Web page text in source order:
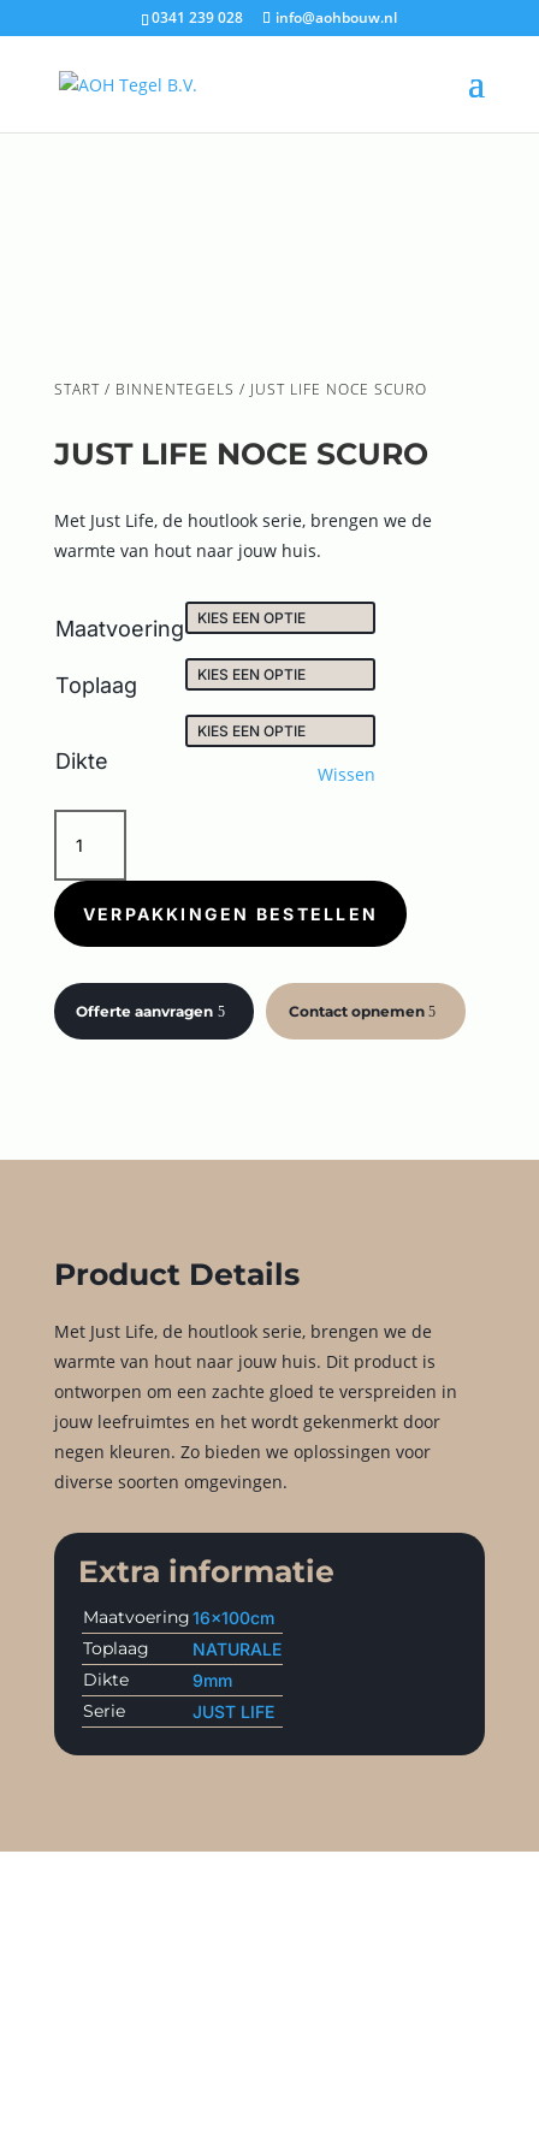
0341 239 028 info@aohbouw.nl
START/ BINNENTEGELS / JUST LIFE NOCE SCURO
JUST LIFE NOCE SCURO
Met Just Life, de houtlook serie, brengen we de
warmte van hout naar jouw huis.
Maatvoering
Toplaag
Dikte
Wissen
LIFE
NOCE
SCURO
aantal
VERPAKKINGEN BESTELLEN
Offerte aanvragen Contact opnemen
Product Details
Met Just Life, de houtlook serie, brengen we de
warmte van hout naar jouw huis. Dit product is
ontworpen om een zachte gloed te verspreiden in
jouw leefruimtes en het wordt gekenmerkt door
negen kleuren. Zo bieden we oplossingen voor
diverse soorten omgevingen.
Extra informatie
Maatvoering16x100cm
Toplaag NATURALE
Dikte 9mm
Serie JUST LIFE